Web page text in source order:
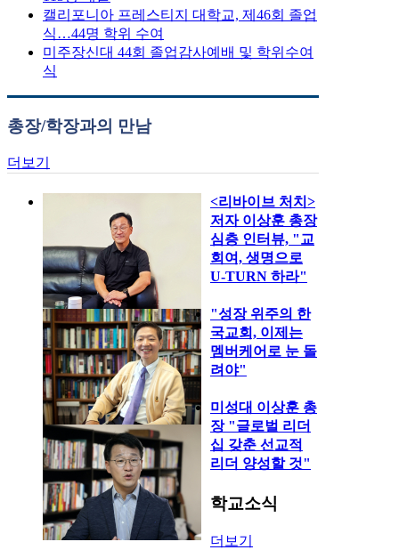
캘리포니아 프레스티지 대학교, 제46회 졸업
식…44명 학위 수여
미주장신대 44회 졸업감사예배 및 학위수여
식
총장/학장과의 만남
더보기
<리바이브 처치>
저자 이상훈 총장
심층 인터뷰, "교
회여, 생명으로
U-TURN 하라"
"성장 위주의 한
국교회, 이제는
멤버케어로 눈 돌
려야"
미성대 이상훈 총
장 "글로벌 리더
십 갖춘 선교적
리더 양성할 것"
학교소식
더보기